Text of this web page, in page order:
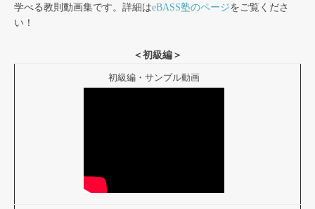
学べる教則動画集です。詳細はeBASS塾のページをご覧くださ
い！
＜初級編＞
初級編・サンプル動画